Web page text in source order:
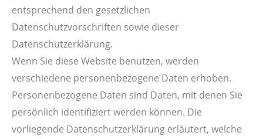
entsprechend den gesetzlichen
Datenschutzvorschriften sowie dieser
Datenschutzerklärung.
Wenn Sie diese Website benutzen, werden
verschiedene personenbezogene Daten erhoben.
Personenbezogene Daten sind Daten, mit denen Sie
persönlich identifiziert werden können. Die
vorliegende Datenschutzerklärung erläutert, welche